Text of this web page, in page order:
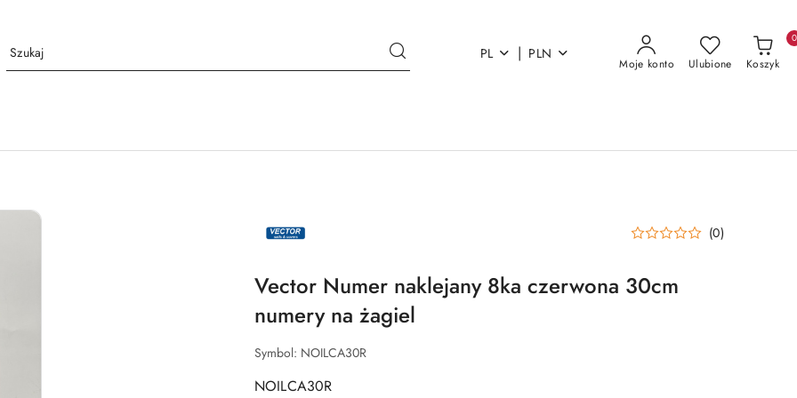
PL | PLN
Moje konto Ulubione Koszyk
0
PRODUCENTA:
VECTOR (0)
Vector Numer naklejany 8ka czerwona 30cm
numery na żagiel
Symbol: NOILCA30R
NOILCA30R